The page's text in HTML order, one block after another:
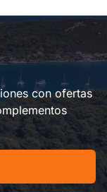
con ofertas